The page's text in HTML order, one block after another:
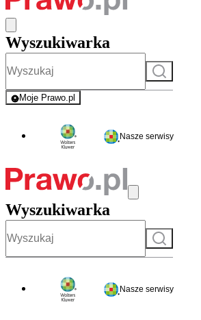
Wyszukiwarka
Szukaj
Moje Prawo.pl
- rejestracja i logowanie do serwisu
Nasze serwisy
Wyszukiwarka
Szukaj
Nasze serwisy